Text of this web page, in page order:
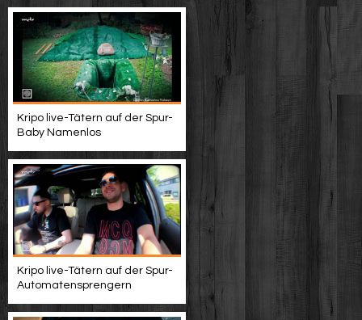
Kripo live-Tätern auf der Spur-
Baby Namenlos
Kripo live-Tätern auf der Spur-
Automatensprengern